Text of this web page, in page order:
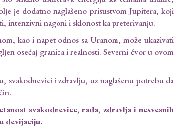
je dodatno naglašeno prisustvom Jupitera, koji
intenzivni nagoni i sklonost ka preterivanju.
kao i napet odnos sa Uranom, može ukazivati
osećaj granica i realnosti. Severni čvor u ovom
svakodnevici i zdravlju, uz naglašenu potrebu da
svakodnevice, rada, zdravlja i nesvesnih
devijaciju.